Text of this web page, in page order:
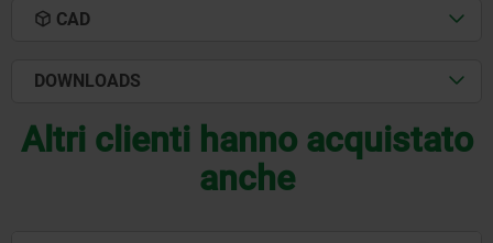
CAD
DOWNLOADS
Altri clienti hanno acquistato
anche